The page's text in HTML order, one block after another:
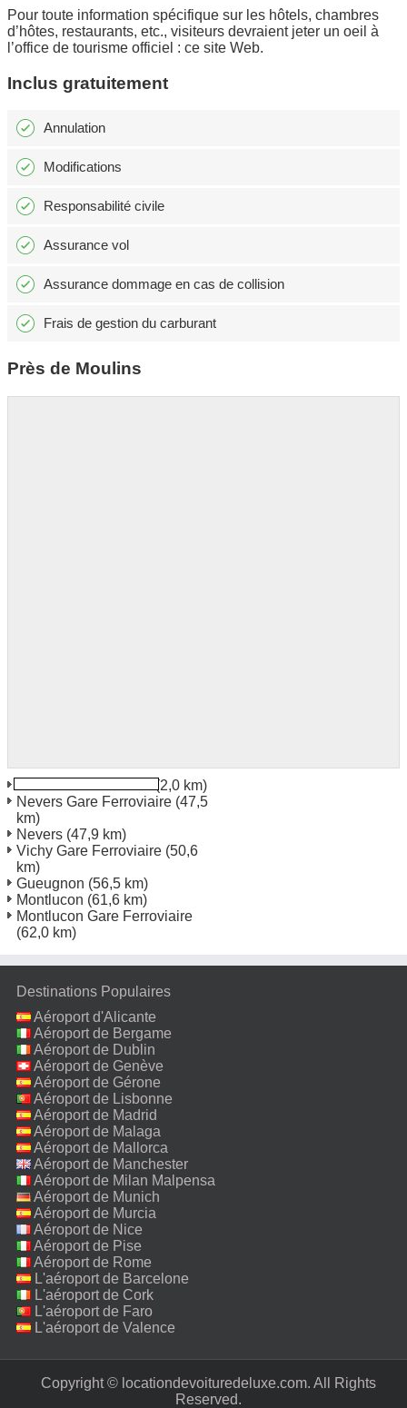
Pour toute information spécifique sur les hôtels, chambres
d’hôtes, restaurants, etc., visiteurs devraient jeter un oeil à
l’office de tourisme officiel : ce site Web.
Inclus gratuitement
Annulation
Modifications
Responsabilité civile
Assurance vol
Assurance dommage en cas de collision
Frais de gestion du carburant
Près de Moulins
(2,0 km)
Nevers Gare Ferroviaire (47,5
km)
Nevers (47,9 km)
Vichy Gare Ferroviaire (50,6
km)
Gueugnon (56,5 km)
Montlucon (61,6 km)
Montlucon Gare Ferroviaire
(62,0 km)
Destinations Populaires
Aéroport d'Alicante
Aéroport de Bergame
Aéroport de Dublin
Aéroport de Genève
Aéroport de Gérone
Aéroport de Lisbonne
Aéroport de Madrid
Aéroport de Malaga
Aéroport de Mallorca
Aéroport de Manchester
Aéroport de Milan Malpensa
Aéroport de Munich
Aéroport de Murcia
Aéroport de Nice
Aéroport de Pise
Aéroport de Rome
Fiumicino
L'aéroport de Barcelone
L'aéroport de Cork
L'aéroport de Faro
L'aéroport de Valence
Copyright © locationdevoituredeluxe.com. All Rights
Reserved.‎